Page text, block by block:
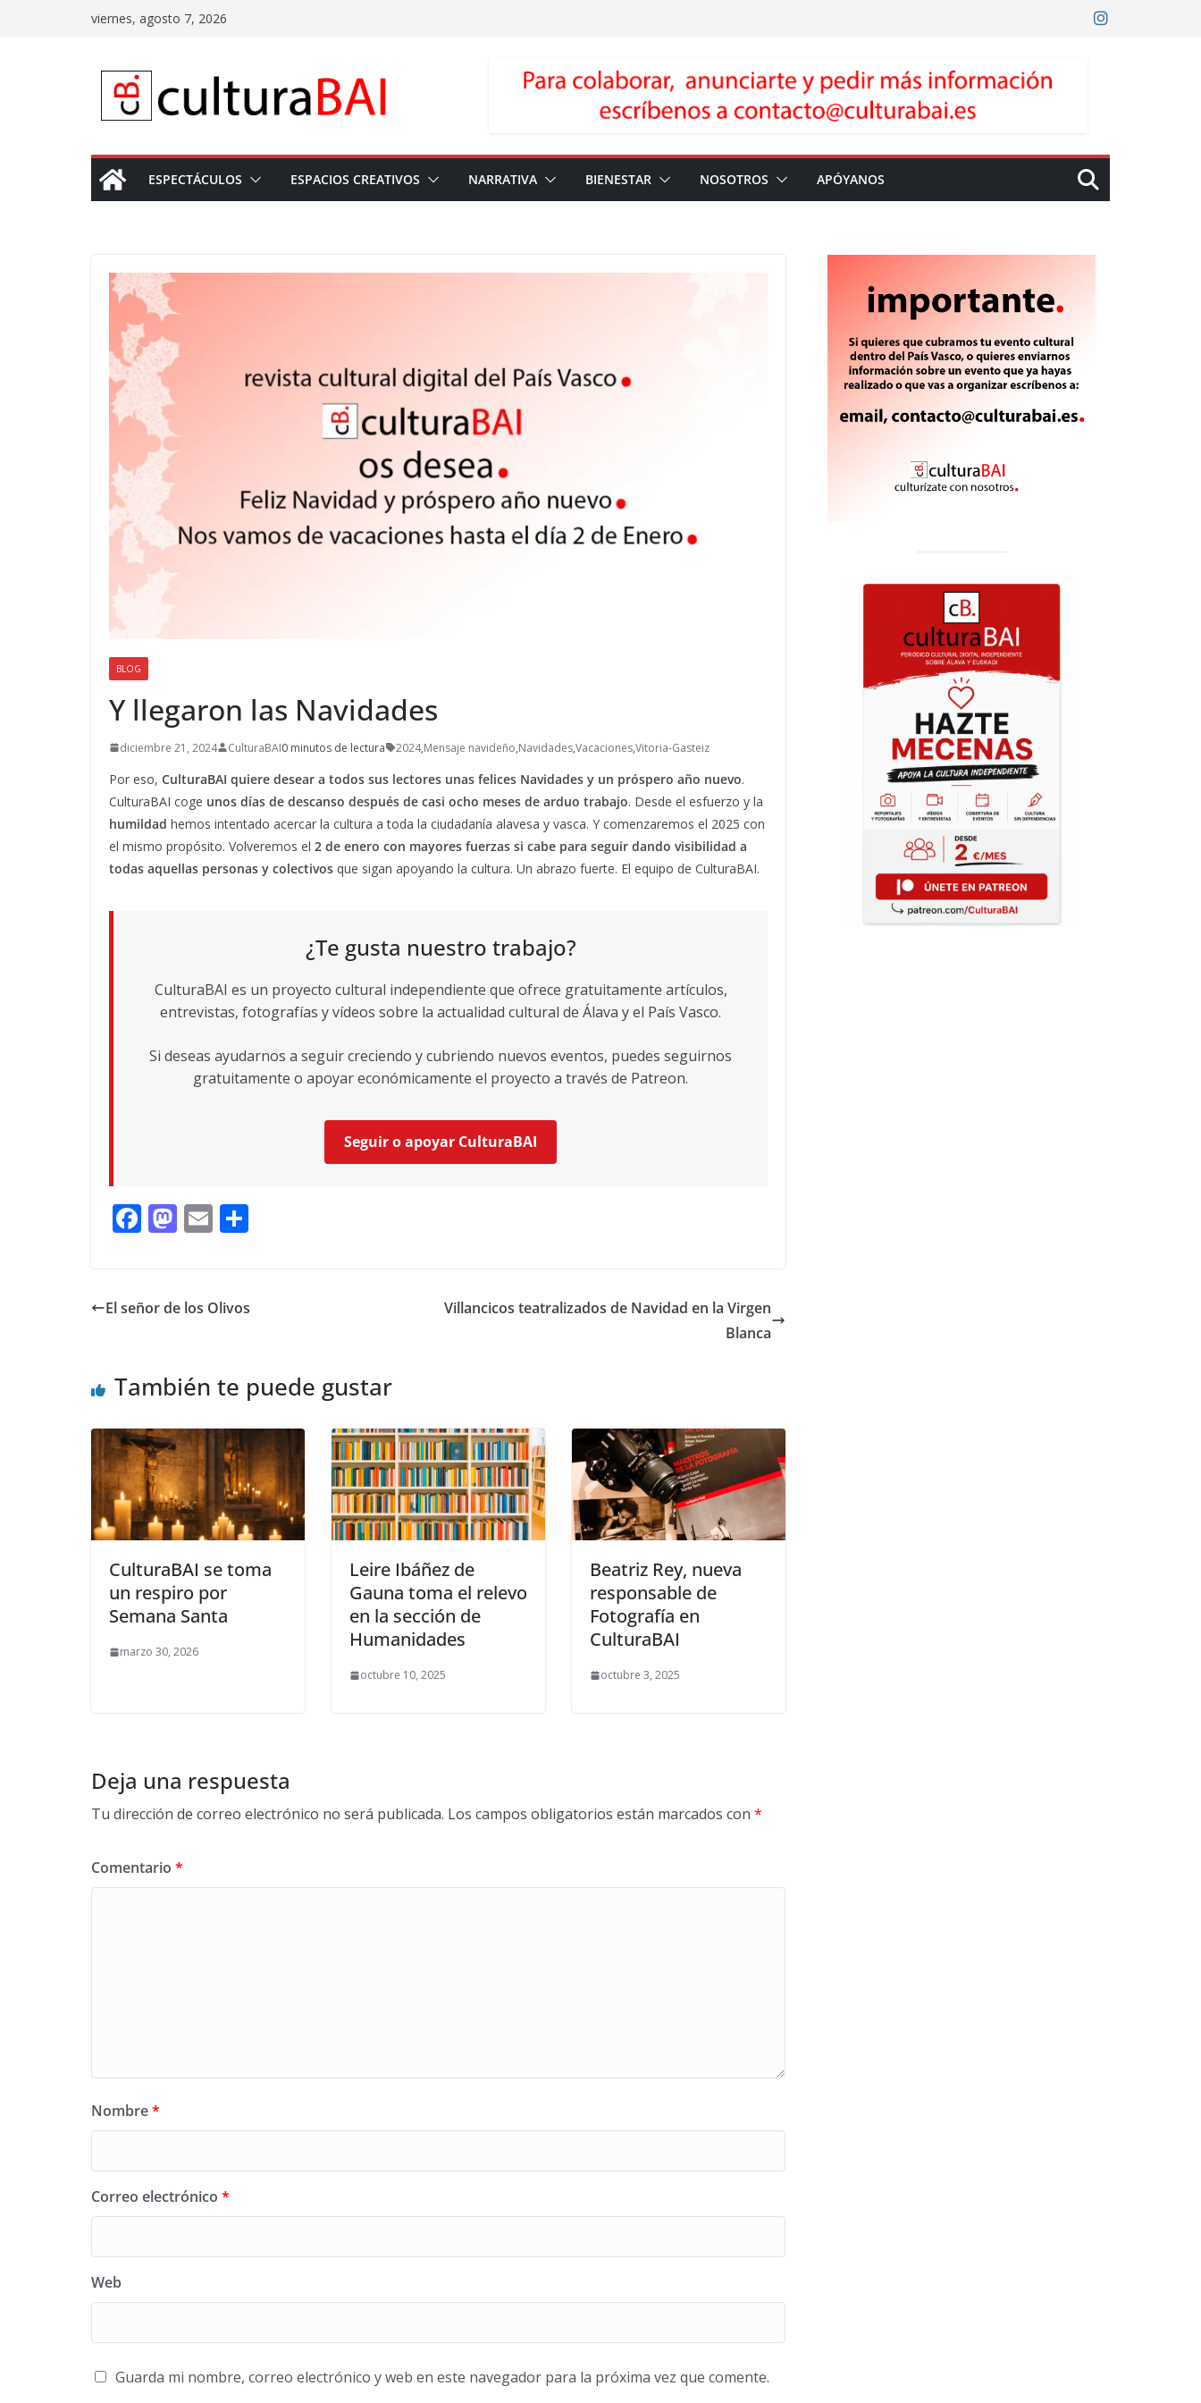
viernes, agosto 7, 2026
ESPECTÁCULOS ESPACIOS CREATIVOS NARRATIVA BIENESTAR NOSOTROS APÓYANOS
BLOG
Y llegaron las Navidades
diciembre 21, 2024 CulturaBAI0 minutos de lectura 2024,Mensaje navideño,Navidades,Vacaciones,Vitoria-Gasteiz
Por eso, CulturaBAI quiere desear a todos sus lectores unas felices Navidades y un próspero año nuevo.
CulturaBAI coge unos días de descanso después de casi ocho meses de arduo trabajo. Desde el esfuerzo y la
humildad hemos intentado acercar la cultura a toda la ciudadanía alavesa y vasca. Y comenzaremos el 2025 con
el mismo propósito. Volveremos el 2 de enero con mayores fuerzas si cabe para seguir dando visibilidad a
todas aquellas personas y colectivos que sigan apoyando la cultura. Un abrazo fuerte. El equipo de CulturaBAI.
¿Te gusta nuestro trabajo?
CulturaBAI es un proyecto cultural independiente que ofrece gratuitamente artículos,
entrevistas, fotografías y vídeos sobre la actualidad cultural de Álava y el País Vasco.
Si deseas ayudarnos a seguir creciendo y cubriendo nuevos eventos, puedes seguirnos
gratuitamente o apoyar económicamente el proyecto a través de Patreon.
Seguir o apoyar CulturaBAI
F
b
k
M
d
E
l p
r
El señor de los Olivos
Villancicos teatralizados de Navidad en la Virgen
Blanca
También te puede gustar
CulturaBAI se toma
un respiro por
Semana Santa
marzo 30, 2026
Leire Ibáñez de
Gauna toma el relevo
en la sección de
Humanidades
octubre 10, 2025
Beatriz Rey, nueva
responsable de
Fotografía en
CulturaBAI
octubre 3, 2025
Deja una respuesta
Tu dirección de correo electrónico no será publicada. Los campos obligatorios están marcados con *
Comentario *
Nombre*
Correo electrónico *
Web
Guarda mi nombre, correo electrónico y web en este navegador para la próxima vez que comente.